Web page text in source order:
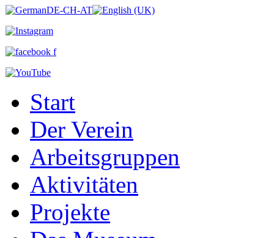
Start
Der Verein
Arbeitsgruppen
Aktivitäten
Projekte